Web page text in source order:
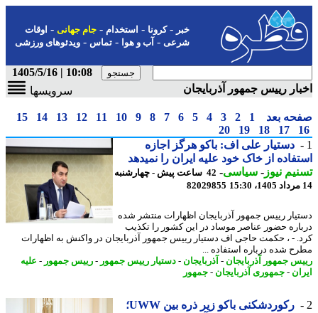
-کرونا-استخدام- جام جهانی-اوقات
شرعی-آب و هوا-تماس-ویدئوهای ورزشی
10:08 | 1405/5/16
رییس جمهور آذربایجان
سرویسها
بعد 1
2
3
4
5
6
7
8
9
10
11
12
13
14
15
17
18
19
20
دستیار علی اف: باکو هرگز اجازه
از خاک خود علیه ایران را نمیدهد
نیوز-سیاسی-
42 ساعت پیش - چهارشنبه
82029855
رییس جمهور آذربایجان اظهارات منتشر شده
حضور عناصر موساد در این کشور را تکذیب
- ، حکمت حاجی اف دستیار رییس جمهور آذربایجان در واکنش به اظهارات
شده درباره استفاده ...
جمهور آذربایجان-آذربایجان-دستیار رییس جمهور-رییس جمهور-علیه
- جمهوری آذربایجان-جمهور
رکوردشکنی باکو زیر ذره بین UWW؛